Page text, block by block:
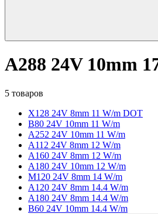
A288 24V 10mm
5 товаров
X128 24V 8mm 11 W/m DOT
B80 24V 10mm 11 W/m
A252 24V 10mm 11 W/m
A112 24V 8mm 12 W/m
A160 24V 8mm 12 W/m
A180 24V 10mm 12 W/m
M120 24V 8mm 14 W/m
A120 24V 8mm 14.4 W/m
A180 24V 8mm 14.4 W/m
B60 24V 10mm 14.4 W/m